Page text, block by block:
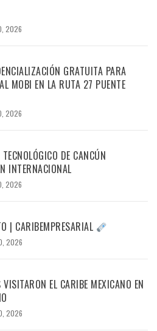
2026
GRATUITA PARA
MOBI EN LA RUTA 27 PUENTE
2026
DE CANCÚN
INTERNACIONAL
2026
| CARIBEMPRESARIAL
2026
EL CARIBE MEXICANO EN
2026